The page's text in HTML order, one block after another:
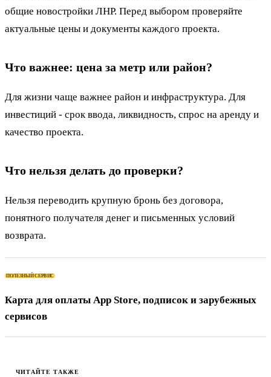
общие новостройки ЛНР. Перед выбором проверяйте
актуальные цены и документы каждого проекта.
Что важнее: цена за метр или район?
Для жизни чаще важнее район и инфраструктура. Для
инвестиций - срок ввода, ликвидность, спрос на аренду и
качество проекта.
Что нельзя делать до проверки?
Нельзя переводить крупную бронь без договора,
понятного получателя денег и письменных условий
возврата.
ПОЛЕЗНЫЙ СЕРВИС
Карта
Материалы по теме